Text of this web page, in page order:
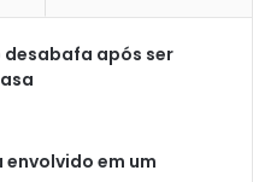
desabafa após ser
em um